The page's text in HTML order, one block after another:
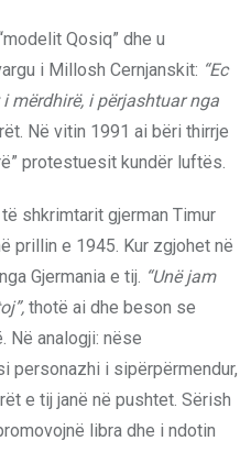
Qosiq” dhe u
i Millosh Cernjanskit: “Ec
mërdhirë, i përjashtuar nga
Në vitin 1991 ai bëri thirrje
protestuesit kundër luftës.
të shkrimtarit gjerman Timur
prillin e 1945. Kur zgjohet në
Gjermania e tij. “Unë jam
thotë ai dhe beson se
Në analogji: nëse
personazhi i sipërpërmendur,
e tij janë në pushtet. Sërish
libra dhe i ndotin